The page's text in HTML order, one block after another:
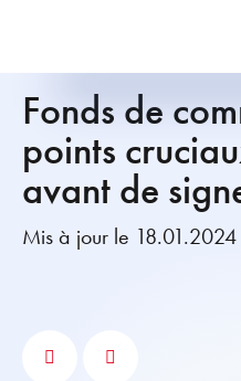
Fonds de
points
avant de
Mis à jour le 18.01.2024